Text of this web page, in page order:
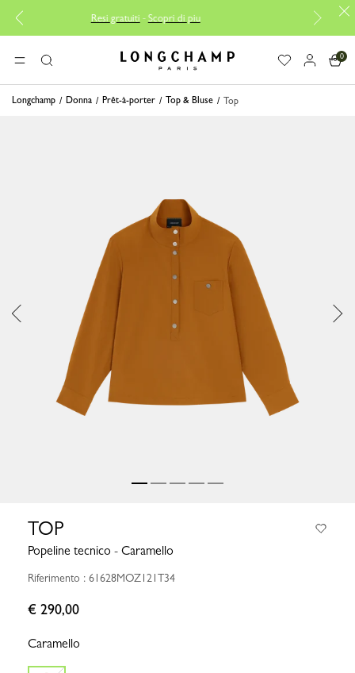
-Scopri di piu
MENURicerca Longchamp - Home
0
Longchamp Donna Prêt-à-porter Top & Bluse Top
TOP
Popeline tecnico - Caramello
Riferimento : 61628MOZ121T34
€ 290,00
Caramello